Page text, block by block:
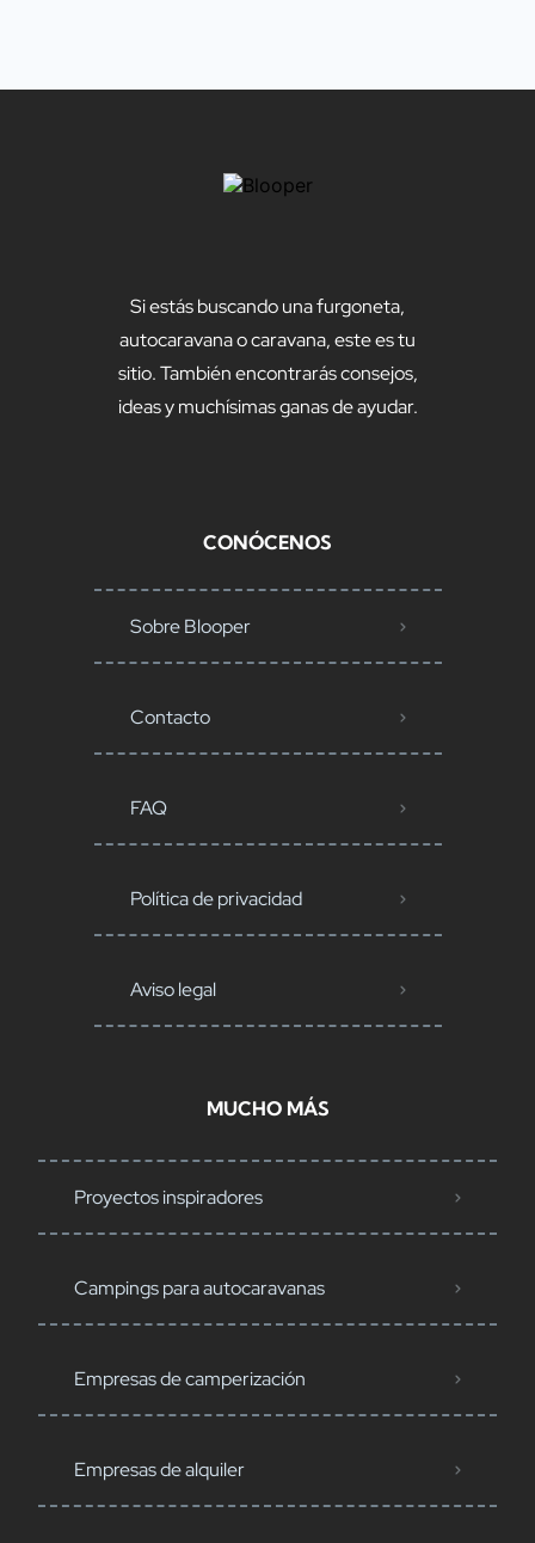
Si estás buscando una furgoneta,
autocaravana o caravana, este es tu
sitio. También encontrarás consejos,
ideas y muchísimas ganas de ayudar.
CONÓCENOS
Sobre Blooper
Contacto
FAQ
Política de privacidad
Aviso legal
MUCHO MÁS
Proyectos inspiradores
Campings para autocaravanas
Empresas de camperización
Empresas de alquiler